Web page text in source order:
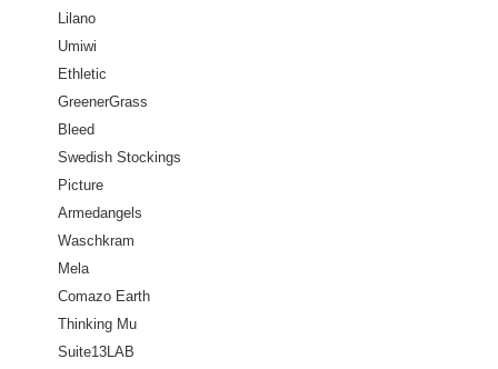
Lilano
Umiwi
Ethletic
GreenerGrass
Bleed
Swedish Stockings
Picture
Armedangels
Waschkram
Mela
Comazo Earth
Thinking Mu
Suite13LAB